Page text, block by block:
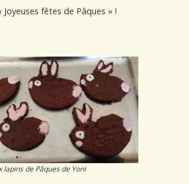
Joyeuses fêtes de Pâques » !
lapins de Pâques de Yoni